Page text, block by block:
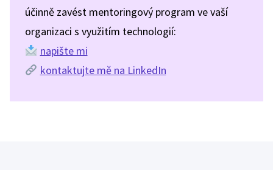
účinně zavést mentoringový program ve vaší
organizaci s využitím technologií:
napište mi
kontaktujte mě na LinkedIn